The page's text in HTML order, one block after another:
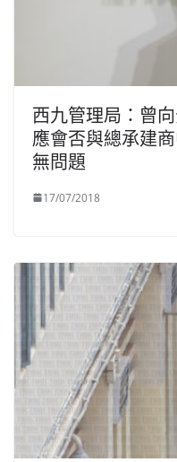
西九管理局：曾
應會否與總承建
無問題
17/07/2018